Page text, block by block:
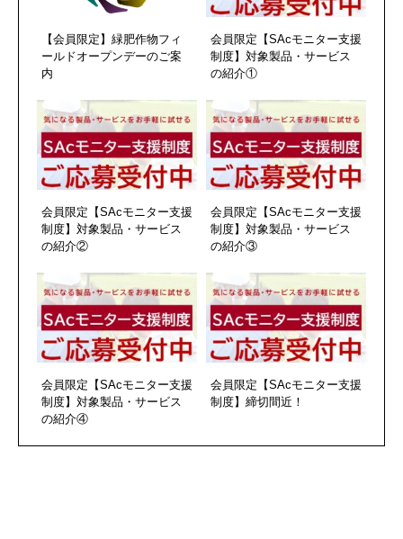
【会員限定】緑肥作物フィ
ールドオープンデーのご案
内
会員限定【SAcモニター支援
制度】対象製品・サービス
の紹介①
会員限定【SAcモニター支援
制度】対象製品・サービス
の紹介②
会員限定【SAcモニター支援
制度】対象製品・サービス
の紹介③
会員限定【SAcモニター支援
制度】対象製品・サービス
の紹介④
会員限定【SAcモニター支援
制度】締切間近！